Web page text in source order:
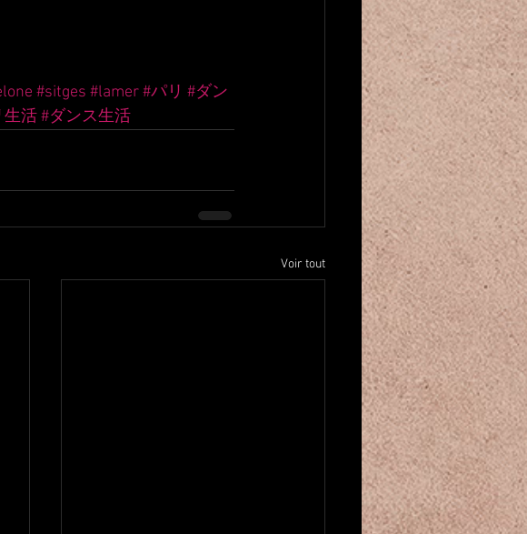
#sitges #lamer#パリ #ダン
生活#ダンス生活
Voir tout